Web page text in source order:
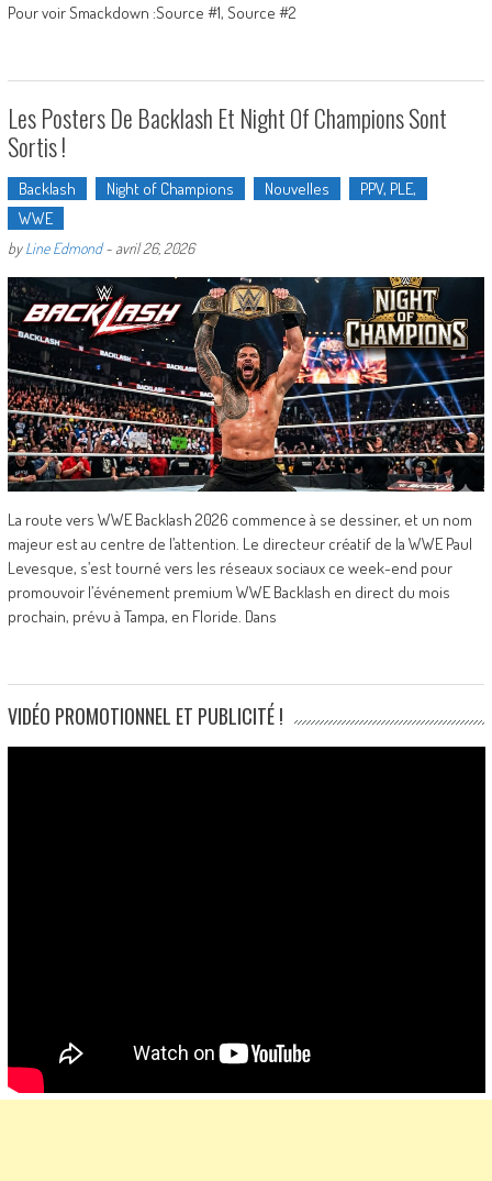
Pour voir Smackdown :Source #1, Source #2
Les Posters De Backlash Et Night Of Champions Sont
Sortis !
Backlash Night of Champions Nouvelles
PPV, PLE,
WWE
byLine Edmond- avril 26, 2026
La route vers WWE Backlash 2026 commence à se dessiner, et un nom
majeur est au centre de l’attention. Le directeur créatif de la WWE Paul
Levesque, s’est tourné vers les réseaux sociaux ce week-end pour
promouvoir l’événement premium WWE Backlash en direct du mois
prochain, prévu à Tampa, en Floride. Dans
VIDÉO PROMOTIONNEL ET PUBLICITÉ !